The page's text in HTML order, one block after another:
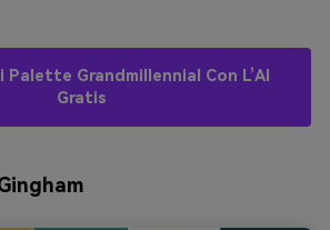
Palette Grandmillennial Con L’AI
Gratis